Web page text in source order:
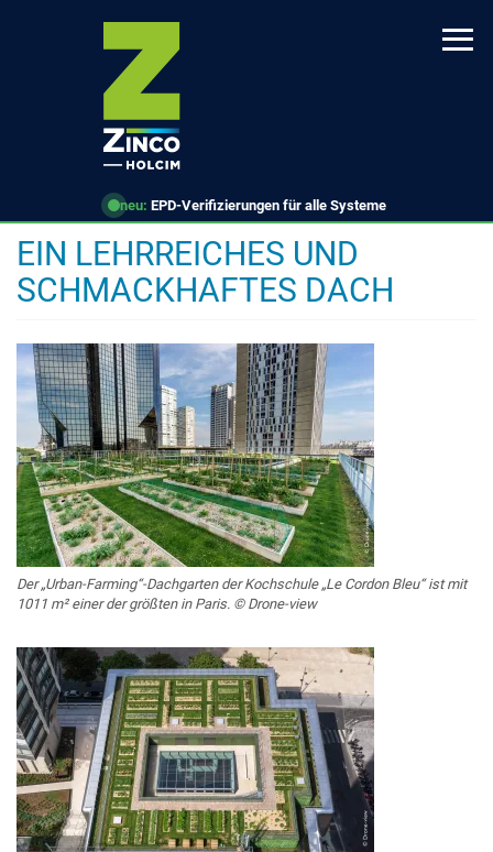
neu: EPD-Verifizierungen für alle Systeme
EIN LEHRREICHES UND
SCHMACKHAFTES DACH
Der „Urban-Farming“-Dachgarten der Kochschule „Le Cordon Bleu“ ist mit
1011 m² einer der größten in Paris. © Drone-view